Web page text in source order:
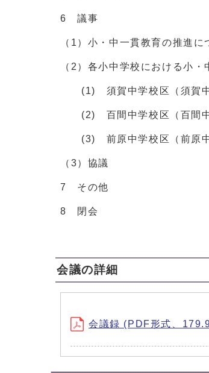
6 議事
（1）小・中一貫教育の推進に
（2）各小中学校における小
(1) 須賀中学校区（須賀中
(2) 百間中学校区（百間中
(3) 前原中学校区（前原中
（3）協議
7 その他
8 閉会
会議の詳細
会議録 (PDF形式、